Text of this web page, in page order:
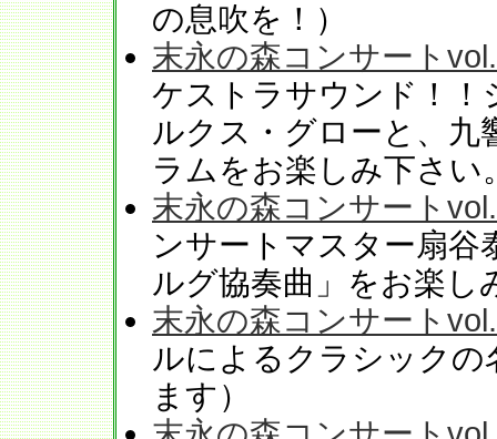
の息吹を！）
末永の森コンサート
ケストラサウンド！！
ルクス・グローと、九
ラムをお楽しみ下さい
末永の森コンサート
ンサートマスター扇
ルグ協奏曲」をお楽し
末永の森コンサート
ルによるクラシックの
ます）